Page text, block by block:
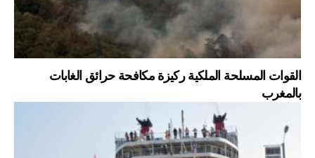
القوات المسلحة الملكية ركيزة مكافحة حرائق الغابات
بالمغرب